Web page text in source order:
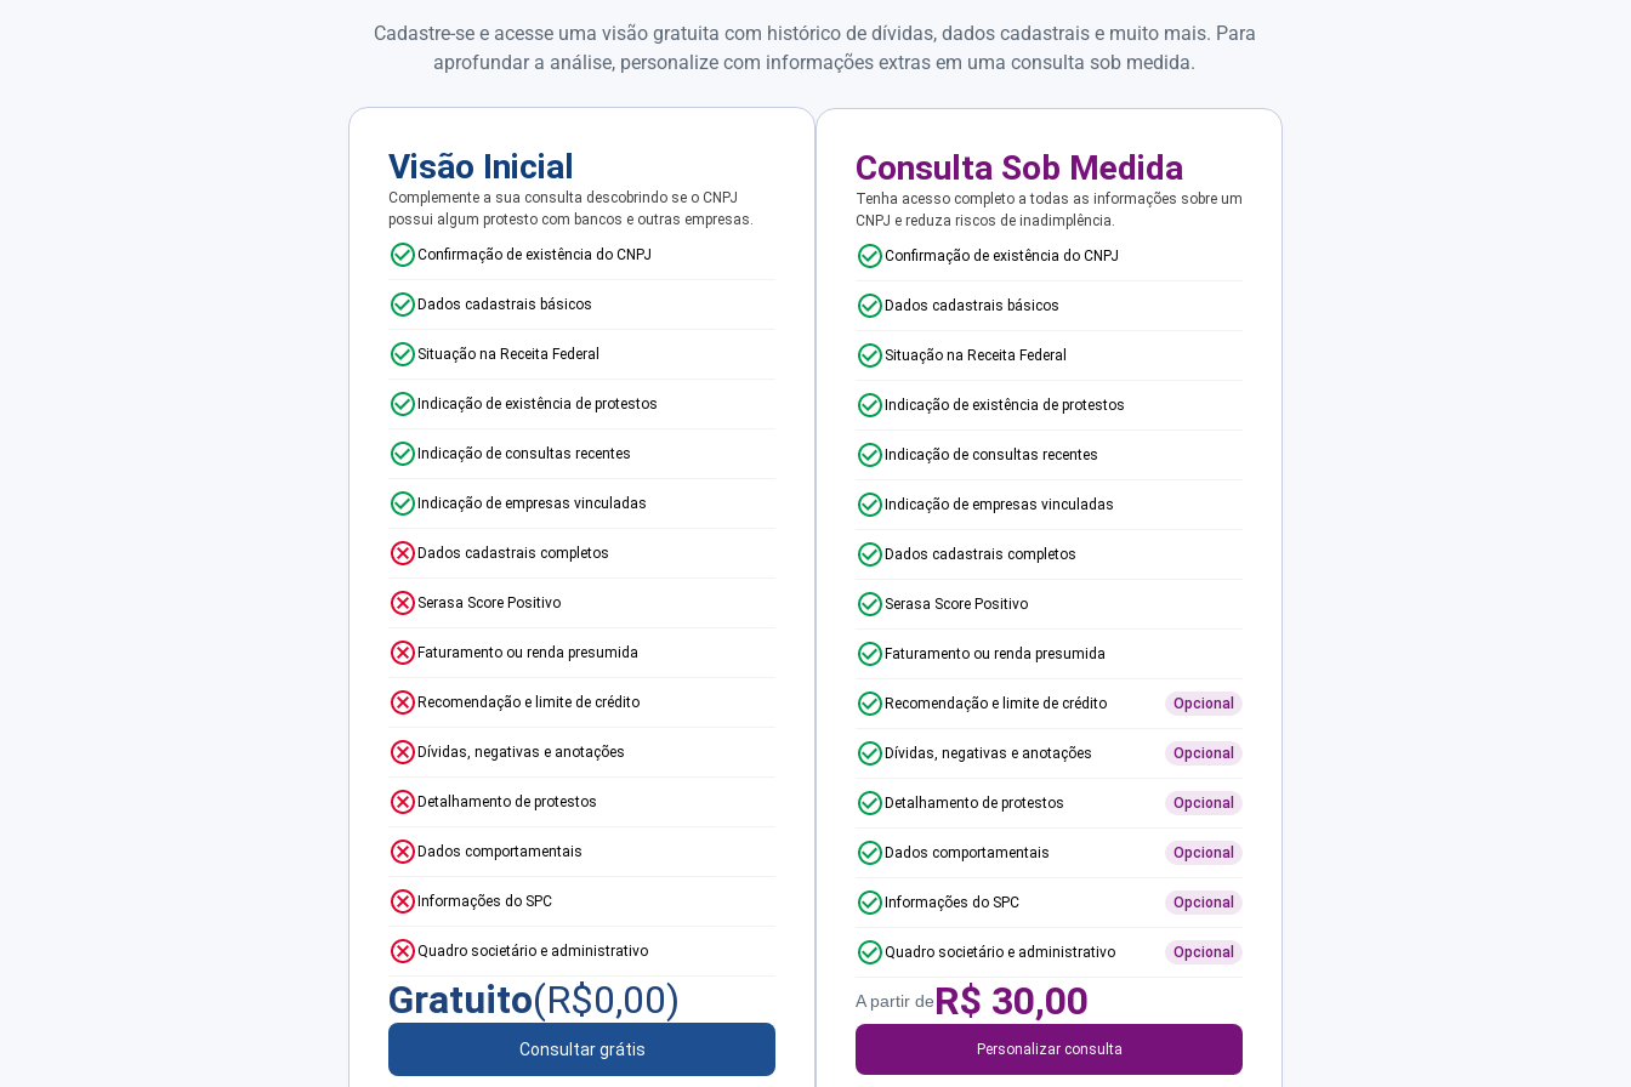
Cadastre-se e acesse uma visão gratuita com histórico de dívidas, dados cadastrais e muito mais. Para
aprofundar a análise, personalize com informações extras em uma consulta sob medida.
Visão Inicial
Complemente a sua consulta descobrindo se o CNPJ
possui algum protesto com bancos e outras empresas.
Confirmação de existência do CNPJ
Dados cadastrais básicos
Situação na Receita Federal
Indicação de existência de protestos
Indicação de consultas recentes
Indicação de empresas vinculadas
Dados cadastrais completos
Serasa Score Positivo
Faturamento ou renda presumida
Recomendação e limite de crédito
Dívidas, negativas e anotações
Detalhamento de protestos
Dados comportamentais
Informações do SPC
Quadro societário e administrativo
Gratuito(R$0,00)
Consultar grátis
Consulta Sob Medida
Tenha acesso completo a todas as informações sobre um
CNPJ e reduza riscos de inadimplência.
Confirmação de existência do CNPJ
Dados cadastrais básicos
Situação na Receita Federal
Indicação de existência de protestos
Indicação de consultas recentes
Indicação de empresas vinculadas
Dados cadastrais completos
Serasa Score Positivo
Faturamento ou renda presumida
Recomendação e limite de crédito Opcional
Dívidas, negativas e anotações Opcional
Detalhamento de protestos Opcional
Dados comportamentais Opcional
Informações do SPC Opcional
Quadro societário e administrativo Opcional
A partir deR$ 30,00
Personalizar consulta